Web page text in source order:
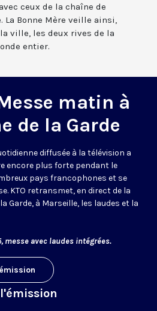
ceux de la chaîne de
Bonne Mère veille ainsi,
ville, les deux rives de la
entier.
matin à
de la Garde
diffusée à la télévision a
encore plus forte pendant le
pays francophones et se
KTO retransmet, en direct de la
Garde, à Marseille, les laudes et la
messe avec laudes intégrées.